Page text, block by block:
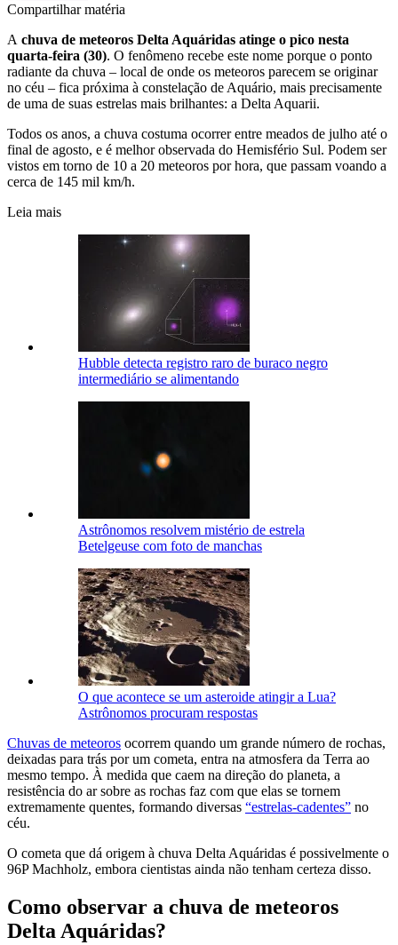
Compartilhar matéria
A chuva de meteoros Delta Aquáridas atinge o pico nesta
quarta-feira (30). O fenômeno recebe este nome porque o ponto
radiante da chuva – local de onde os meteoros parecem se originar
no céu – fica próxima à constelação de Aquário, mais precisamente
de uma de suas estrelas mais brilhantes: a Delta Aquarii.
Todos os anos, a chuva costuma ocorrer entre meados de julho até o
final de agosto, e é melhor observada do Hemisfério Sul. Podem ser
vistos em torno de 10 a 20 meteoros por hora, que passam voando a
cerca de 145 mil km/h.
Leia mais
Hubble detecta registro raro de buraco negro
intermediário se alimentando
Astrônomos resolvem mistério de estrela
Betelgeuse com foto de manchas
O que acontece se um asteroide atingir a Lua?
Astrônomos procuram respostas
Chuvas de meteoros ocorrem quando um grande número de rochas,
deixadas para trás por um cometa, entra na atmosfera da Terra ao
mesmo tempo. À medida que caem na direção do planeta, a
resistência do ar sobre as rochas faz com que elas se tornem
extremamente quentes, formando diversas “estrelas-cadentes” no
céu.
O cometa que dá origem à chuva Delta Aquáridas é possivelmente o
96P Machholz, embora cientistas ainda não tenham certeza disso.
Como observar a chuva de meteoros
Delta Aquáridas?